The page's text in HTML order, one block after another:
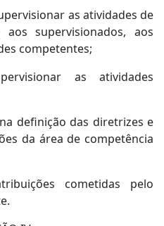
as atividades de
supervisionados, aos
competentes;
as atividades
definição das diretrizes e
da área de competência
cometidas pelo